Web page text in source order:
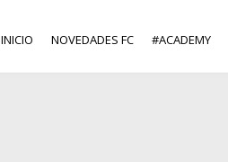
INICIO NOVEDADES FC #ACADEMY